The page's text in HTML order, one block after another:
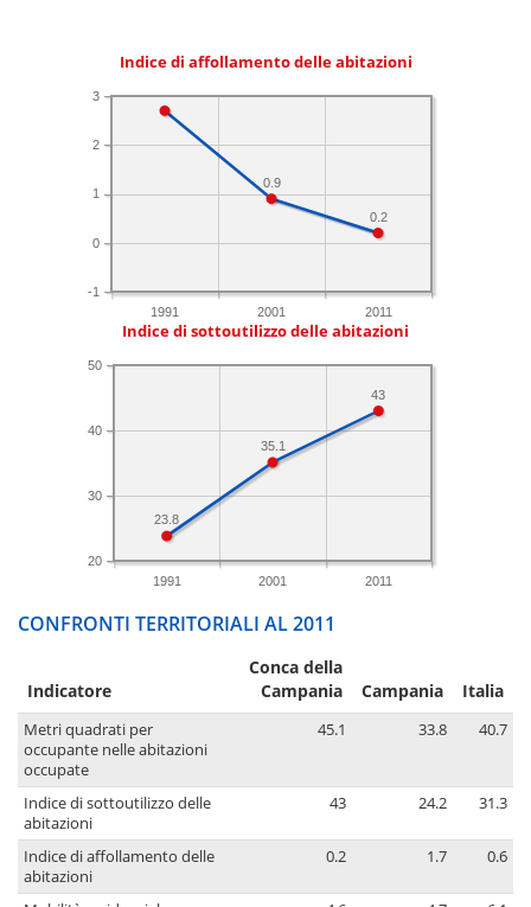
Indice di affollamento delle abitazioni
1991 2001 2011
-1
0
1
2
3
0.2
0.9
Indice di sottoutilizzo delle abitazioni
1991 2001 2011
20
30
40
50
43
35.1
23.8
CONFRONTI TERRITORIALI AL 2011
Indicatore
Conca della
Campania
Campania Italia
Metri quadrati per
occupante nelle abitazioni
occupate
45.1 33.8 40.7
Indice di sottoutilizzo delle
abitazioni
43 24.2 31.3
Indice di affollamento delle
abitazioni
0.2 1.7 0.6